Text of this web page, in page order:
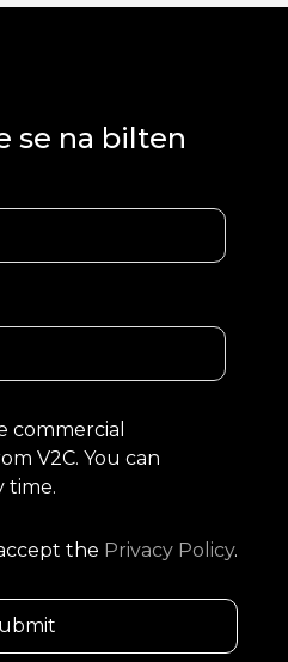
se na bilten
commercial
V2C. You can
time.
the Privacy Policy.